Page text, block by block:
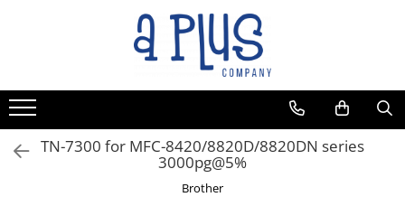
TN-7300 for MFC-8420/8820D/8820DN series
3000pg@5%
Brother